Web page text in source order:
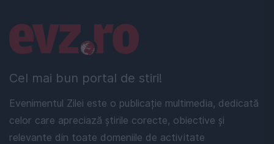
Cel mai bun portal de stiri!
Evenimentul Zilei este o publicație multimedia, dedicată
celor care apreciază știrile corecte, obiective și
relevante din toate domeniile de activitate
Linkuri utile